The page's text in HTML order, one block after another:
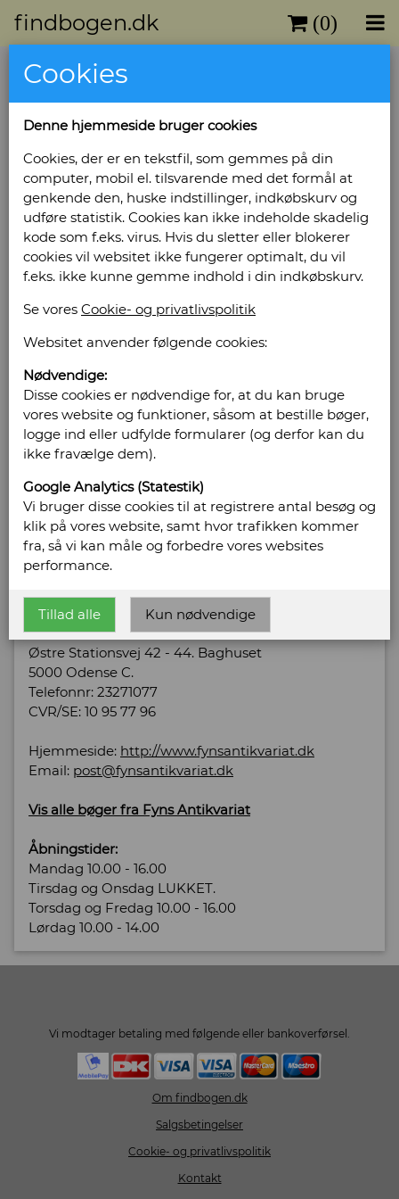
findbogen.dk (0)
100 Kinaplakater
Forlag: Suenson - Sprog: Fransk - Udgivet år:
Indbinding: Paperback. Folieformat -
Bog ID: 108829
Plakater med Kina-motiver i farver og
sort/hvid. Teksten er på fransk
Pris: Kr. 120,00
Læg i kurv
Sælges af: Fyns Antikvariat
Østre Stationsvej 42 - 44. Baghuset
5000 Odense C.
Telefonnr: 23271077
CVR/SE: 10 95 77 96
Hjemmeside: http://www.fynsantikvariat.dk
Email: post@fynsantikvariat.dk
Vis alle bøger fra Fyns Antikvariat
Åbningstider:
Mandag 10.00 - 16.00
Tirsdag og Onsdag LUKKET.
Torsdag og Fredag 10.00 - 16.00
Lørdag 10.00 - 14.00
Vi modtager betaling med følgende eller bankoverførsel.
Om findbogen.dk
Salgsbetingelser
Cookie- og privatlivspolitik
Kontakt
Cookies
Denne hjemmeside bruger cookies
Cookies, der er en tekstfil, som gemmes på din
computer, mobil el. tilsvarende med det formål at
genkende den, huske indstillinger, indkøbskurv og
udføre statistik. Cookies kan ikke indeholde skadelig
kode som f.eks. virus. Hvis du sletter eller blokerer
cookies vil websitet ikke fungerer optimalt, du vil
f.eks. ikke kunne gemme indhold i din indkøbskurv.
Se vores Cookie- og privatlivspolitik
Websitet anvender følgende cookies:
Nødvendige:
Disse cookies er nødvendige for, at du kan bruge
vores website og funktioner, såsom at bestille bøger,
logge ind eller udfylde formularer (og derfor kan du
ikke fravælge dem).
Google Analytics (Statestik)
Vi bruger disse cookies til at registrere antal besøg og
klik på vores website, samt hvor trafikken kommer
fra, så vi kan måle og forbedre vores websites
performance.
Tillad alle Kun nødvendige